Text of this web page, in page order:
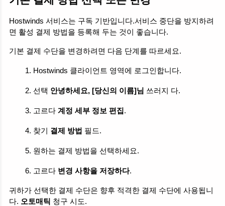
Hostwinds 서비스는 구독 기반입니다.서비스 중단을 방지하려
면 활성 결제 방법을 등록해 두는 것이 좋습니다.
기본 결제 수단을 변경하려면 다음 단계를 따르세요.
Hostwinds 클라이언트 영역에 로그인합니다.
선택 안녕하세요, [당신의 이름]님 쓰러지 다.
고르다 계정 세부 정보 편집.
찾기 결제 방법 필드.
원하는 결제 방법을 선택하세요.
고르다 변경 사항을 저장하다.
귀하가 선택한 결제 수단은 향후 적격한 결제 수단에 사용됩니
다. 오토매틱 청구 시도.